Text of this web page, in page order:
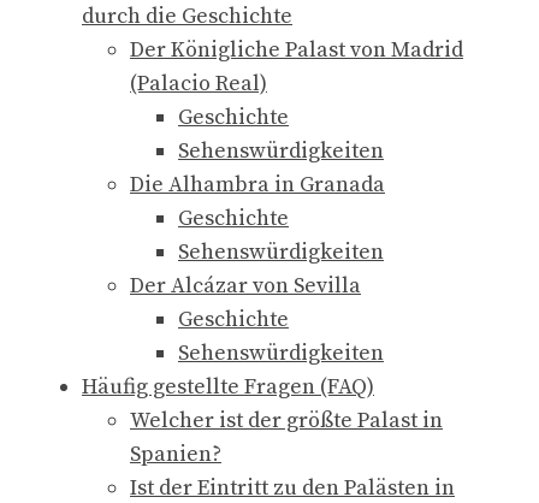
durch die Geschichte
Der Königliche Palast von Madrid
(Palacio Real)
Geschichte
Sehenswürdigkeiten
Die Alhambra in Granada
Geschichte
Sehenswürdigkeiten
Der Alcázar von Sevilla
Geschichte
Sehenswürdigkeiten
Häufig gestellte Fragen (FAQ)
Welcher ist der größte Palast in
Spanien?
Ist der Eintritt zu den Palästen in